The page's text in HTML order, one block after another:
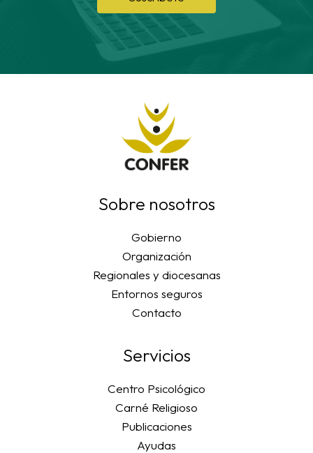
Sobre nosotros
Gobierno
Organización
Regionales y diocesanas
Entornos seguros
Contacto
Servicios
Centro Psicológico
Carné Religioso
Publicaciones
Ayudas